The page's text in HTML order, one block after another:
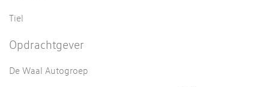
Tiel
Opdrachtgever
De Waal Autogroep